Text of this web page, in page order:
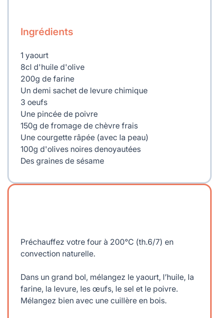
Ingrédients
1 yaourt
8cl d'huile d'olive
200g de farine
Un demi sachet de levure chimique
3 oeufs
Une pincée de poivre
150g de fromage de chèvre frais
Une courgette râpée (avec la peau)
100g d'olives noires denoyautées
Des graines de sésame
Préchauffez votre four à 200°C (th.6/7) en
convection naturelle.
Dans un grand bol, mélangez le yaourt, l’huile, la
farine, la levure, les œufs, le sel et le poivre.
Mélangez bien avec une cuillère en bois.